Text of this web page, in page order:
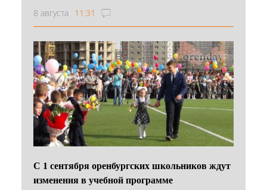
8 августа 11:31
С 1 сентября оренбургских школьников ждут
изменения в учебной программе